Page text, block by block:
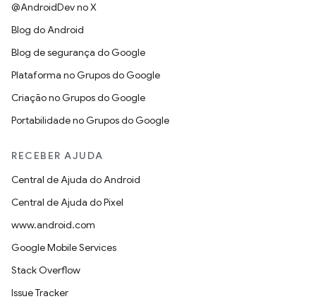
@AndroidDev no X
Blog do Android
Blog de segurança do Google
Plataforma no Grupos do Google
Criação no Grupos do Google
Portabilidade no Grupos do Google
RECEBER AJUDA
Central de Ajuda do Android
Central de Ajuda do Pixel
www.android.com
Google Mobile Services
Stack Overflow
Issue Tracker